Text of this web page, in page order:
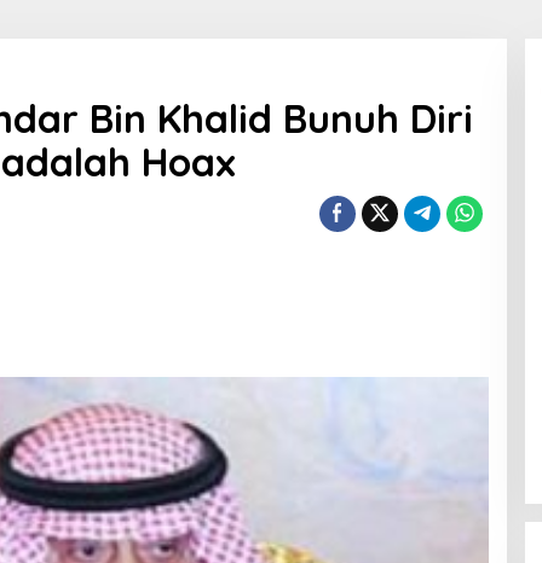
Bin Khalid Bunuh Diri
Hoax